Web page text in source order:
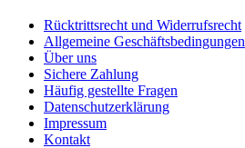
Rücktrittsrecht und Widerrufsrecht
Allgemeine Geschäftsbedingungen
Über uns
Sichere Zahlung
Häufig gestellte Fragen
Datenschutzerklärung
Impressum
Kontakt